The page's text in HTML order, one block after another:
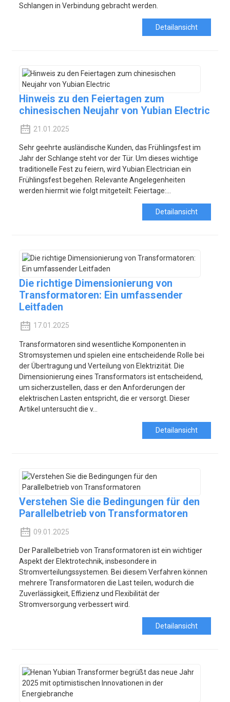
Schlangen in Verbindung gebracht werden.
Detailansicht
Hinweis zu den Feiertagen zum
chinesischen Neujahr von Yubian Electric
21.01.2025
Sehr geehrte ausländische Kunden, das Frühlingsfest im
Jahr der Schlange steht vor der Tür. Um dieses wichtige
traditionelle Fest zu feiern, wird Yubian Electrician ein
Frühlingsfest begehen. Relevante Angelegenheiten
werden hiermit wie folgt mitgeteilt: Feiertage:...
Detailansicht
Die richtige Dimensionierung von
Transformatoren: Ein umfassender
Leitfaden
17.01.2025
Transformatoren sind wesentliche Komponenten in
Stromsystemen und spielen eine entscheidende Rolle bei
der Übertragung und Verteilung von Elektrizität. Die
Dimensionierung eines Transformators ist entscheidend,
um sicherzustellen, dass er den Anforderungen der
elektrischen Lasten entspricht, die er versorgt. Dieser
Artikel untersucht die v...
Detailansicht
Verstehen Sie die Bedingungen für den
Parallelbetrieb von Transformatoren
09.01.2025
Der Parallelbetrieb von Transformatoren ist ein wichtiger
Aspekt der Elektrotechnik, insbesondere in
Stromverteilungssystemen. Bei diesem Verfahren können
mehrere Transformatoren die Last teilen, wodurch die
Zuverlässigkeit, Effizienz und Flexibilität der
Stromversorgung verbessert wird.
Detailansicht